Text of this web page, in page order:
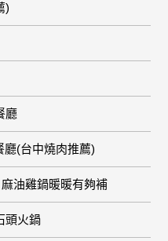
)
廳
廳(台中燒肉推薦)
油雞鍋暖暖有夠補
頭火鍋